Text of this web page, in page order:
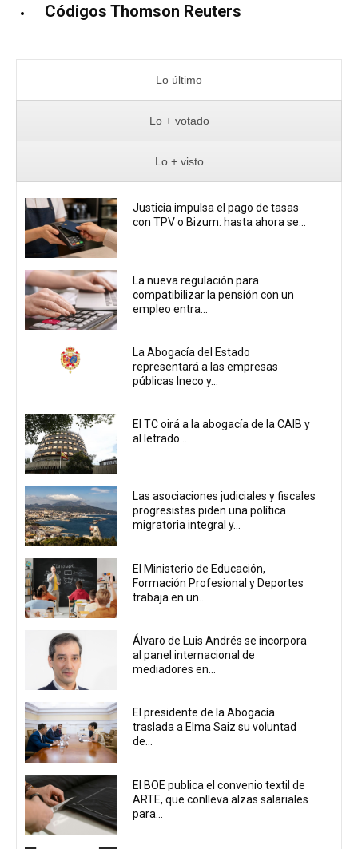
Códigos Thomson Reuters
Lo último
Lo + votado
Lo + visto
Justicia impulsa el pago de tasas
con TPV o Bizum: hasta ahora se...
La nueva regulación para
compatibilizar la pensión con un
empleo entra...
La Abogacía del Estado
representará a las empresas
públicas Ineco y...
El TC oirá a la abogacía de la CAIB y
al letrado...
Las asociaciones judiciales y fiscales
progresistas piden una política
migratoria integral y...
El Ministerio de Educación,
Formación Profesional y Deportes
trabaja en un...
Álvaro de Luis Andrés se incorpora
al panel internacional de
mediadores en...
El presidente de la Abogacía
traslada a Elma Saiz su voluntad
de...
El BOE publica el convenio textil de
ARTE, que conlleva alzas salariales
para...